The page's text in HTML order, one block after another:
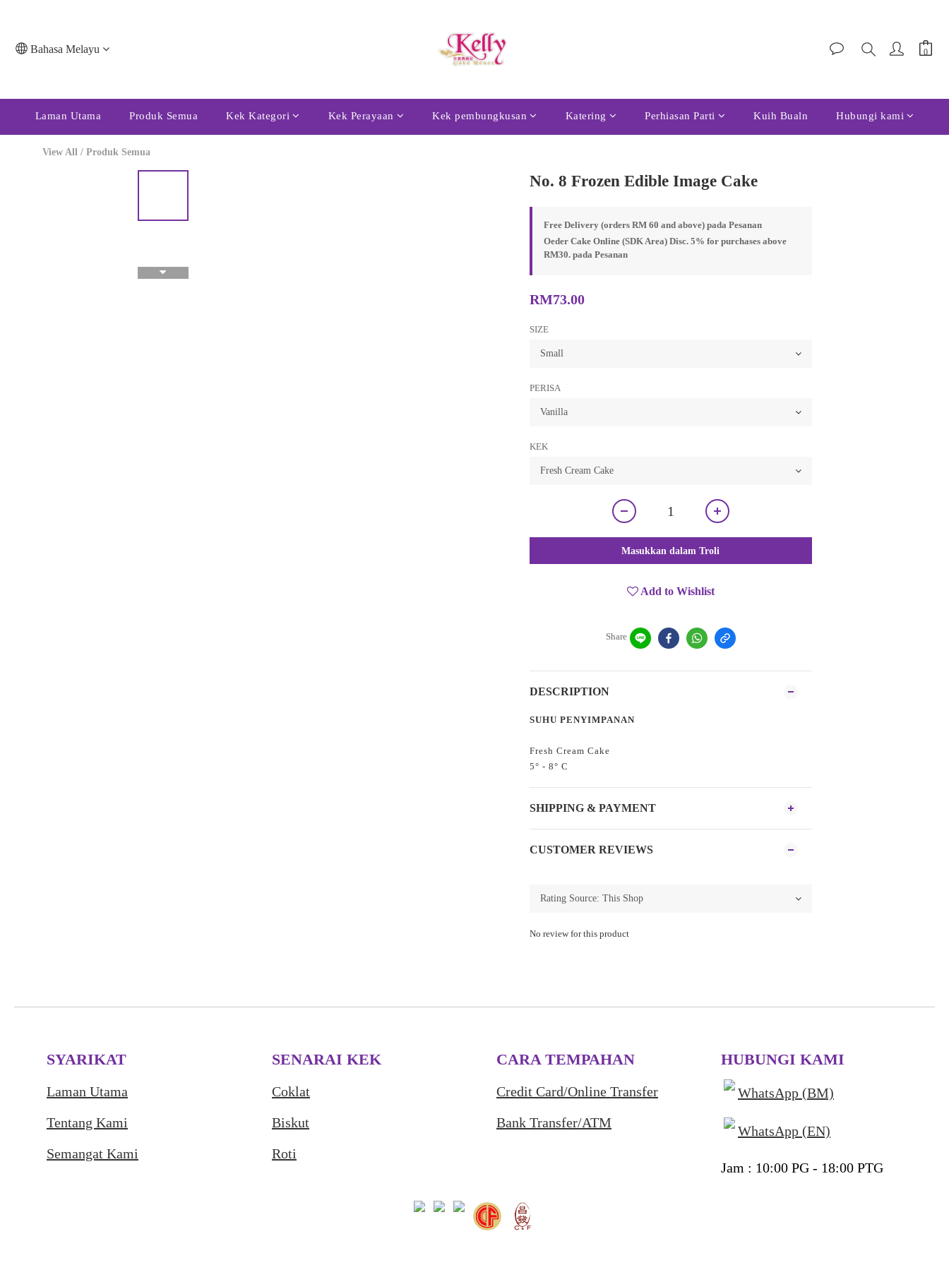
Bahasa Melayu
Laman Utama Produk Semua Kek Kategori Kek Perayaan Kek pembungkusan Katering Perhiasan Parti Kuih Bualn Hubungi kami
View All / Produk Semua
No. 8 Frozen Edible Image Cake
Free Delivery (orders RM 60 and above) pada Pesanan
Oeder Cake Online (SDK Area) Disc. 5% for purchases above
RM30. pada Pesanan
RM73.00
SIZE
PERISA
KEK
Masukkan dalam Troli
Add to Wishlist
Share
DESCRIPTION
SUHU PENYIMPANAN
Fresh Cream Cake
5° - 8° C
SHIPPING & PAYMENT
CUSTOMER REVIEWS
No review for this product
SYARIKAT
Laman Utama
Tentang Kami
Semangat Kami
SENARAI KEK
Coklat
Biskut
Roti
CARA TEMPAHAN
Credit Card/Online Transfer
Bank Transfer/ATM
HUBUNGI KAMI
WhatsApp (BM)
WhatsApp (EN)
Jam : 10:00 PG - 18:00 PTG